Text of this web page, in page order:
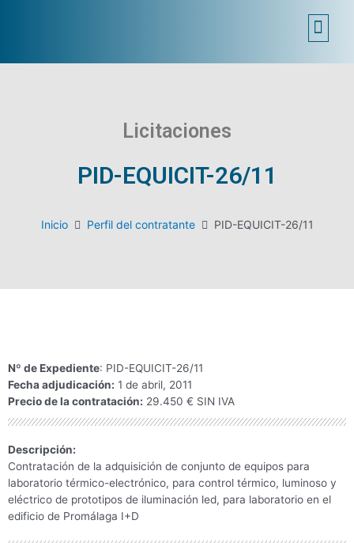
Licitaciones
PID-EQUICIT-26/11
Inicio Perfil del contratante PID-EQUICIT-26/11
Nº de Expediente: PID-EQUICIT-26/11
Fecha adjudicación: 1 de abril, 2011
Precio de la contratación: 29.450 € SIN IVA
Descripción:
Contratación de la adquisición de conjunto de equipos para
laboratorio térmico-electrónico, para control térmico, luminoso y
eléctrico de prototipos de iluminación led, para laboratorio en el
edificio de Promálaga I+D